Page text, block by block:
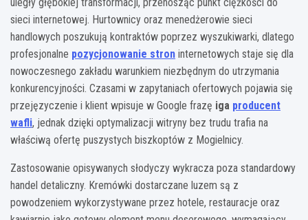
sieci internetowej. Hurtownicy oraz menedżerowie sieci
handlowych poszukują kontraktów poprzez wyszukiwarki, dlatego
profesjonalne pozycjonowanie stron internetowych staje się dla
nowoczesnego zakładu warunkiem niezbędnym do utrzymania
konkurencyjności. Czasami w zapytaniach ofertowych pojawia się
przejęzyczenie i klient wpisuje w Google frazę iga producent
wafli, jednak dzięki optymalizacji witryny bez trudu trafia na
właściwą ofertę puszystych biszkoptów z Mogielnicy.
Zastosowanie opisywanych słodyczy wykracza poza standardowy
handel detaliczny. Kremówki dostarczane luzem są z
powodzeniem wykorzystywane przez hotele, restauracje oraz